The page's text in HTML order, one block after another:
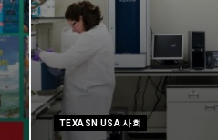
TEXASN USA 사회